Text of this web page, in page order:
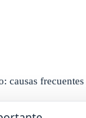
causas
agua por la parte